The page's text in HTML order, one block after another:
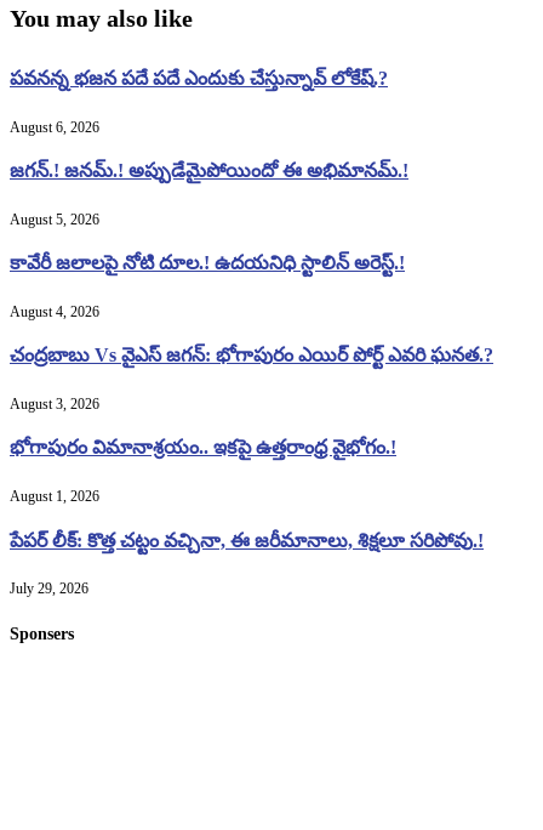
You may also like
పవనన్న భజన పదే పదే ఎందుకు చేస్తున్నావ్ లోకేష్.?
August 6, 2026
జగన్.! జనమ్.! అప్పుడేమైపోయిందో ఈ అభిమానమ్.!
August 5, 2026
కావేరీ జలాలపై నోటి దూల.! ఉదయనిధి స్టాలిన్ అరెస్ట్.!
August 4, 2026
చంద్రబాబు Vs వైఎస్ జగన్: భోగాపురం ఎయిర్ పోర్ట్ ఎవరి ఘనత.?
August 3, 2026
భోగాపురం విమానాశ్రయం.. ఇకపై ఉత్తరాంధ్ర వైభోగం.!
August 1, 2026
పేపర్ లీక్: కొత్త చట్టం వచ్చినా, ఈ జరీమానాలు, శిక్షలూ సరిపోవు.!
July 29, 2026
Sponsers